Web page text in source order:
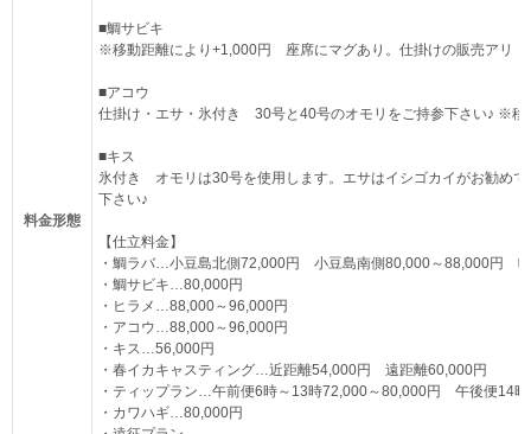
料金形態
■鯛サビキ
※移動距離により+1,000円 座席にマグあり。仕掛けの販売アリ
■アコウ
仕掛け・エサ・氷付き 30号と40号のオモリをご持参下さい♪ ※移
■キス
氷付き オモリは30号を使用します。エサはイシゴカイがお勧め
下さい♪
【仕立料金】
・鯛ラバ…小豆島北側72,000円 小豆島南側80,000～88,000円
・鯛サビキ…80,000円
・ヒラメ…88,000～96,000円
・アコウ…88,000～96,000円
・キス…56,000円
・春イカキャスティング…近距離54,000円 遠距離60,000円
・ティップラン…午前便6時～13時72,000～80,000円 午後便14
・カワハギ…80,000円